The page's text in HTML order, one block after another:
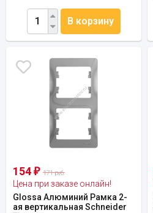
В корзину
154 ₽ 171 руб.
Цена при заказе онлайн!
Glossa Алюминий Рамка 2-
ая вертикальная Schneider